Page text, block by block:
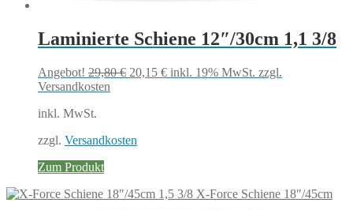
Laminierte Schiene 12″/30cm 1,1 3/8
Angebot! 29,80€ Ursprünglicher
20,15 €Aktueller
inkl. 19% MwSt. zzgl.
Versandkosten
inkl. MwSt.
zzgl. Versandkosten
Zum Produkt
X-Force Schiene 18″/45cm